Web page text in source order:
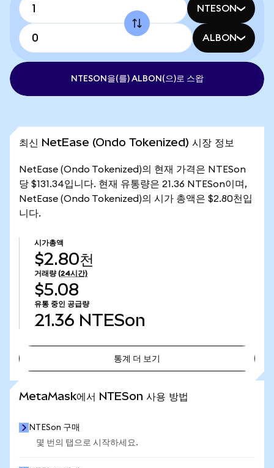
NTESON
ALBON
NTESON을(를) ALBON(으)로 스왑
최신 NetEase (Ondo Tokenized) 시장 정보
NetEase (Ondo Tokenized)의 현재 가격은 NTESon
당 $131.34입니다. 현재 유통량은 21.36 NTESon이며,
NetEase (Ondo Tokenized)의 시가 총액은 $2.80천입
니다.
시가총액
$2.80천
거래량 (24시간)
$5.08
유통 중인 공급량
21.36 NTESon
통계 더 보기
MetaMask에서 NTESon 사용 방법
NTESon 구매
몇 번의 탭으로 시작하세요.